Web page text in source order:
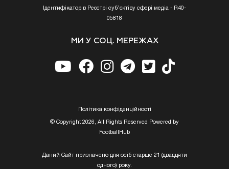
Ідентифікатор в Реєстрі суб’єктіву сфері медіа - R40-
05818
МИ У СОЦ. МЕРЕЖАХ
Полiтика конфiденцiйностi
© Copyright 2026, All Rights Reserved Powered by
FootballHub
Даний Сайт призначено для осіб старше 21 (двадцяти
одного) року.